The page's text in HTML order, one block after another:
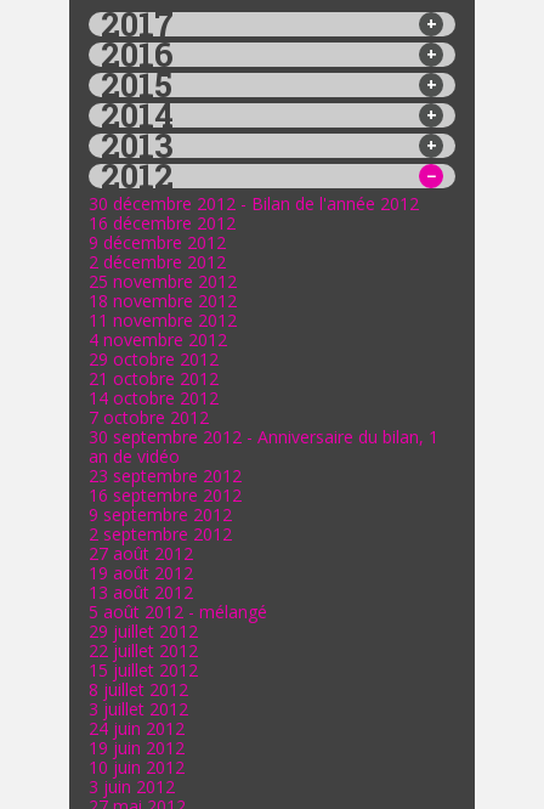
2017
2016
2015
2014
2013
2012
30 décembre 2012 - Bilan de l'année 2012
16 décembre 2012
9 décembre 2012
2 décembre 2012
25 novembre 2012
18 novembre 2012
11 novembre 2012
4 novembre 2012
29 octobre 2012
21 octobre 2012
14 octobre 2012
7 octobre 2012
30 septembre 2012 - Anniversaire du bilan, 1
an de vidéo
23 septembre 2012
16 septembre 2012
9 septembre 2012
2 septembre 2012
27 août 2012
19 août 2012
13 août 2012
5 août 2012 - mélangé
29 juillet 2012
22 juillet 2012
15 juillet 2012
8 juillet 2012
3 juillet 2012
24 juin 2012
19 juin 2012
10 juin 2012
3 juin 2012